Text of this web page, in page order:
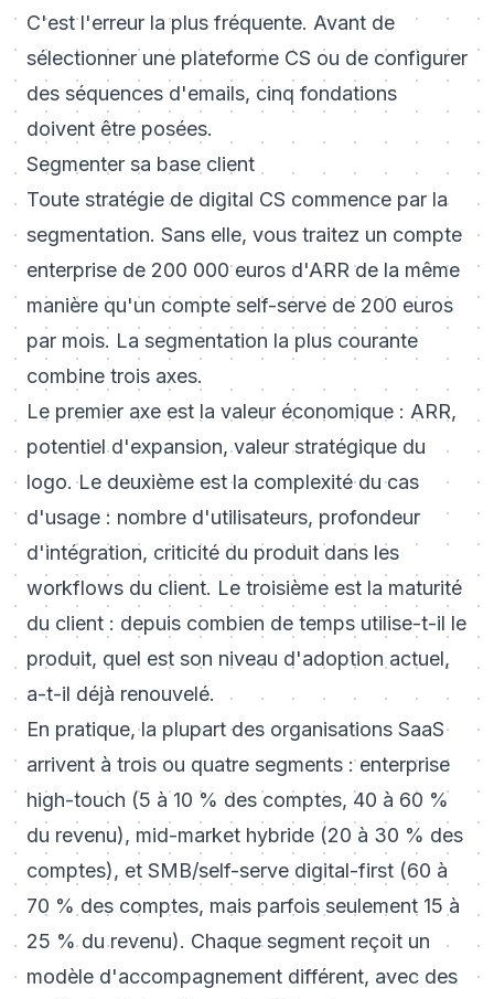
C'est l'erreur la plus fréquente. Avant de
sélectionner une plateforme CS ou de configurer
des séquences d'emails, cinq fondations
doivent être posées.
Segmenter sa base client
Toute stratégie de digital CS commence par la
segmentation. Sans elle, vous traitez un compte
enterprise de 200 000 euros d'ARR de la même
manière qu'un compte self-serve de 200 euros
par mois. La segmentation la plus courante
combine trois axes.
Le premier axe est la valeur économique : ARR,
potentiel d'expansion, valeur stratégique du
logo. Le deuxième est la complexité du cas
d'usage : nombre d'utilisateurs, profondeur
d'intégration, criticité du produit dans les
workflows du client. Le troisième est la maturité
du client : depuis combien de temps utilise-t-il le
produit, quel est son niveau d'adoption actuel,
a-t-il déjà renouvelé.
En pratique, la plupart des organisations SaaS
arrivent à trois ou quatre segments : enterprise
high-touch (5 à 10 % des comptes, 40 à 60 %
du revenu), mid-market hybride (20 à 30 % des
comptes), et SMB/self-serve digital-first (60 à
70 % des comptes, mais parfois seulement 15 à
25 % du revenu). Chaque segment reçoit un
modèle d'accompagnement différent, avec des